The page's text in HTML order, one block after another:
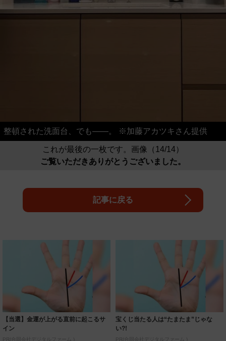
整頓された洗面台、でも――。 ※加藤アカツキさん提供
これが最後の一枚です。画像（14/14）
ご覧いただきありがとうございました。
記事に戻る
【当選】金運が上がる直前に起こるサ
イン
PR(合同会社デジタルファーム )
宝くじ当たる人は“たまたま”じゃな
い?!
PR(合同会社デジタルファーム )